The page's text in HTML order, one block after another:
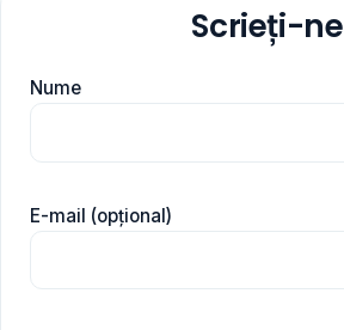
Scrieți-ne
Nume
E-mail (opțional)